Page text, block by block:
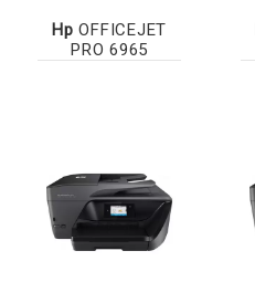
Hp OFFICEJET
PRO 6965